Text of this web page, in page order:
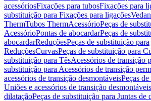
acessóriosFixações para tubosFixações para
substituição para Fixações para ligações
ThermTubos ThermAcessórioPeças de
AcessórioPontas de abocardarPeças de
abocardarReduçõesPeças de substituição para
ReduçõesCurvasPeças de substituição para
substituição para TêsAcessórios de transição
substituição para Acessórios de transição
acessórios de transição desmontáveisPeças
Uniões e acessórios de transição desmontáveis
dilataçãoPeças de substituição para Juntas de